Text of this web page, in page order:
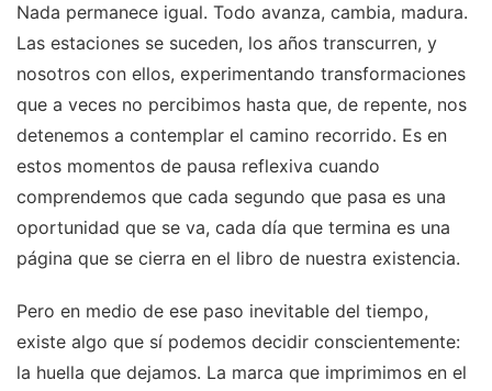
Nada permanece igual. Todo avanza, cambia, madura.
Las estaciones se suceden, los años transcurren, y
nosotros con ellos, experimentando transformaciones
que a veces no percibimos hasta que, de repente, nos
detenemos a contemplar el camino recorrido. Es en
estos momentos de pausa reflexiva cuando
comprendemos que cada segundo que pasa es una
oportunidad que se va, cada día que termina es una
página que se cierra en el libro de nuestra existencia.
Pero en medio de ese paso inevitable del tiempo,
existe algo que sí podemos decidir conscientemente:
la huella que dejamos. La marca que imprimimos en el